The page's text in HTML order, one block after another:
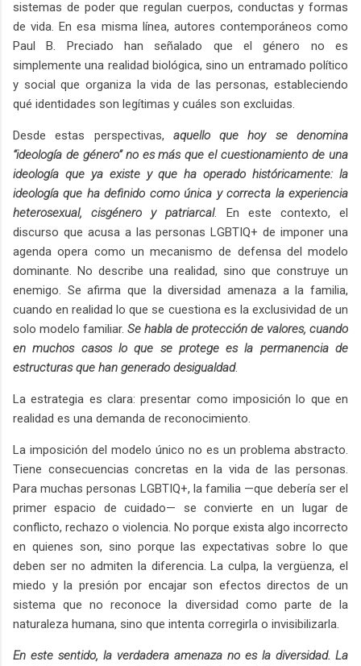
sistemas de poder que regulan cuerpos, conductas y formas
de vida. En esa misma línea, autores contemporáneos como
Paul B. Preciado han señalado que el género no es
simplemente una realidad biológica, sino un entramado político
y social que organiza la vida de las personas, estableciendo
qué identidades son legítimas y cuáles son excluidas.
Desde estas perspectivas, aquello que hoy se denomina
“ideología de género” no es más que el cuestionamiento de una
ideología que ya existe y que ha operado históricamente: la
ideología que ha definido como única y correcta la experiencia
heterosexual, cisgénero y patriarcal. En este contexto, el
discurso que acusa a las personas LGBTIQ+ de imponer una
agenda opera como un mecanismo de defensa del modelo
dominante. No describe una realidad, sino que construye un
enemigo. Se afirma que la diversidad amenaza a la familia,
cuando en realidad lo que se cuestiona es la exclusividad de un
solo modelo familiar. Se habla de protección de valores, cuando
en muchos casos lo que se protege es la permanencia de
estructuras que han generado desigualdad.
La estrategia es clara: presentar como imposición lo que en
realidad es una demanda de reconocimiento.
La imposición del modelo único no es un problema abstracto.
Tiene consecuencias concretas en la vida de las personas.
Para muchas personas LGBTIQ+, la familia —que debería ser el
primer espacio de cuidado— se convierte en un lugar de
conflicto, rechazo o violencia. No porque exista algo incorrecto
en quienes son, sino porque las expectativas sobre lo que
deben ser no admiten la diferencia. La culpa, la vergüenza, el
miedo y la presión por encajar son efectos directos de un
sistema que no reconoce la diversidad como parte de la
naturaleza humana, sino que intenta corregirla o invisibilizarla.
En este sentido, la verdadera amenaza no es la diversidad. La